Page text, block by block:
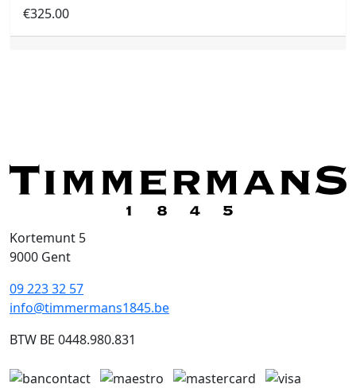
€325.00
Kortemunt 5
9000 Gent
09 223 32 57
info@timmermans1845.be
BTW BE 0448.980.831